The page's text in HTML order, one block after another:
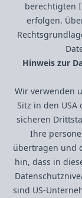
berechtigten
erfolgen.
Hinweis zur
Wir verwenden
Sitz in den
sicheren
Ihre
übertragen und
hin, dass in
sind US-